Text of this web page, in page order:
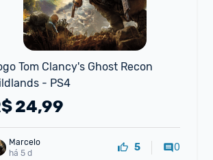
Tom Clancy's Ghost Recon
- PS4
24,99
Marcelo
há 5 d
5 0